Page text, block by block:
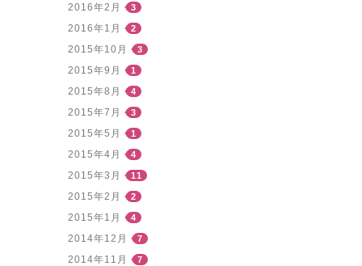
2016年2月 3
2016年1月 2
2015年10月 3
2015年9月 1
2015年8月 4
2015年7月 3
2015年5月 1
2015年4月 4
2015年3月 11
2015年2月 2
2015年1月 4
2014年12月 7
2014年11月 7